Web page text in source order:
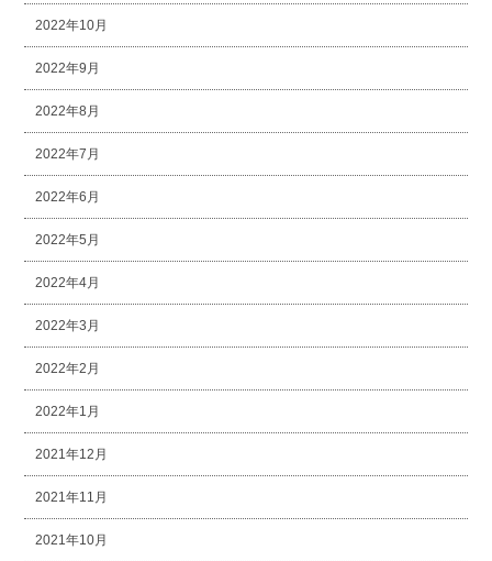
2022年10月
2022年9月
2022年8月
2022年7月
2022年6月
2022年5月
2022年4月
2022年3月
2022年2月
2022年1月
2021年12月
2021年11月
2021年10月